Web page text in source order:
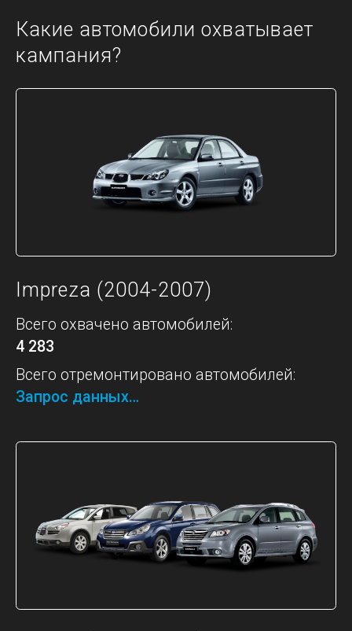
Какие автомобили охватывает
кампания?
Impreza (2004-2007)
Всего охвачено автомобилей:
4 283
Всего отремонтировано автомобилей:
Запрос данных…